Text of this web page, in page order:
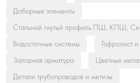
Доборные элементы
Стальной гнутый профиль ПШ, КПШ,
Водосточные системы
Гофролист
Запорная арматура
Цветные
Детали трубопроводов и метизы